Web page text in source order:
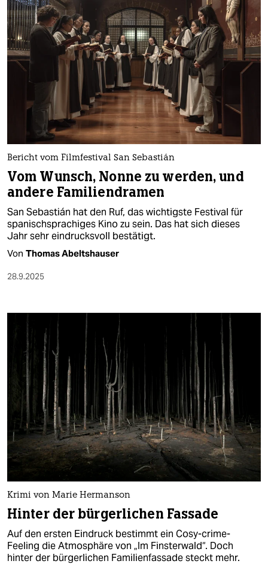
Bericht vom Filmfestival San Sebastián
Vom Wunsch, Nonne zu werden, und
andere Familiendramen
San Sebastián hat den Ruf, das wichtigste Festival für
spanischsprachiges Kino zu sein. Das hat sich dieses
Jahr sehr eindrucksvoll bestätigt.
Von Thomas Abeltshauser
28.9.2025
Krimi von Marie Hermanson
Hinter der bürgerlichen Fassade
Auf den ersten Eindruck bestimmt ein Cosy-crime-
Feeling die Atmosphäre von „Im Finsterwald“. Doch
hinter der bürgerlichen Familienfassade steckt mehr.